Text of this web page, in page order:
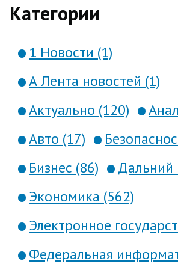
Категории
1 Новости (1)
А Лента новостей (1)
Актуально (120)
Авто (17)
Бизнес (86)
Дальний
Экономика (562)
Электронное
Федеральная